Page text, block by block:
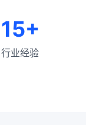
15+
行业经验